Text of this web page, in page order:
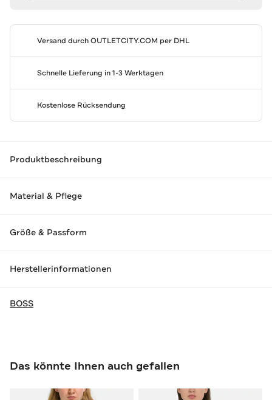
Versand durchOUTLETCITY.COM per DHL
Schnelle Lieferung in 1-3 Werktagen
Kostenlose Rücksendung
Produktbeschreibung
Material & Pflege
Größe & Passform
Herstellerinformationen
BOSS
Das könnte Ihnen auch gefallen